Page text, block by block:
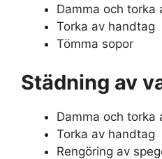
Damma och torka
Torka av handtag
Tömma sopor
Städning av
Damma och torka
Torka av handtag
Rengöring av